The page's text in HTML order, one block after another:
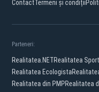
ContactTermeni și condiții
Parteneri:
Realitatea.NETRealitatea
Realitatea Ecologista
Realitatea din PMPRealitatea